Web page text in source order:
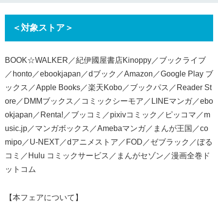
＜対象ストア＞
BOOK☆WALKER／紀伊國屋書店Kinoppy／ブックライブ
／honto／ebookjapan／dブック／Amazon／Google Play ブ
ックス／Apple Books／楽天Kobo／ブックパス／Reader St
ore／DMMブックス／コミックシーモア／LINEマンガ／ebo
okjapan／Renta!／ブッコミ／pixivコミック／ピッコマ／m
usic.jp／マンガボックス／Amebaマンガ／まんが王国／co
mipo／U-NEXT／dアニメストア／FOD／ゼブラック／ぼる
コミ／Hulu コミックサービス／まんがセゾン／漫画全巻ド
ットコム
【本フェアについて】